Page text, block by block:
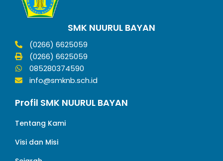
SMK NUURUL BAYAN
(0266) 6625059
(0266) 6625059
085280374590
info@smknb.sch.id
Profil SMK NUURUL BAYAN
Tentang Kami
Visi dan Misi